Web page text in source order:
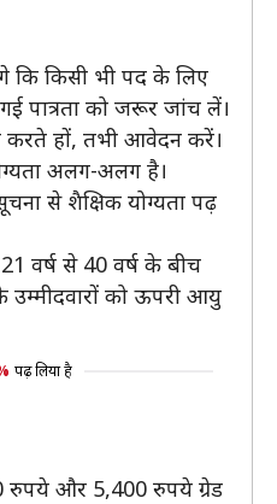
कि किसी भी पद के लिए
पात्रता को जरूर जांच लें।
करते हों, तभी आवेदन करें।
अलग-अलग है।
से शैक्षिक योग्यता पढ़
वर्ष से 40 वर्ष के बीच
उम्मीदवारों को ऊपरी आयु
पढ़ लिया है
रुपये और 5,400 रुपये ग्रेड